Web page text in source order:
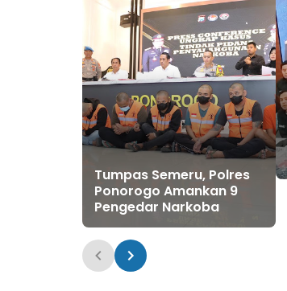
Tumpas Semeru, Polres
Ponorogo Amankan 9
Pengedar Narkoba